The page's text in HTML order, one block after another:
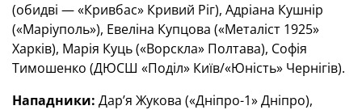
(обидві — «Кривбас» Кривий Ріг), Адріана Кушнір
(«Маріуполь»), Евеліна Купцова («Металіст 1925»
Харків), Марія Куць («Ворскла» Полтава), Софія
Тимошенко (ДЮСШ «Поділ» Київ/«Юність» Чернігів).
Нападники: Дар’я Жукова («Дніпро-1» Дніпро),